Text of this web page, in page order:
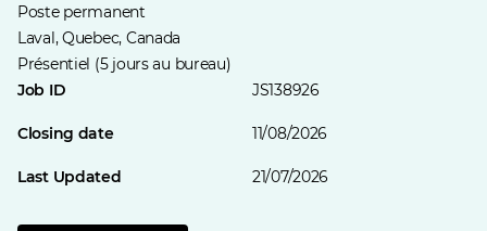
Poste permanent
Laval, Quebec, Canada
Présentiel (5 jours au bureau)
Job ID
JS138926
Closing date 11/08/2026
Last Updated 21/07/2026